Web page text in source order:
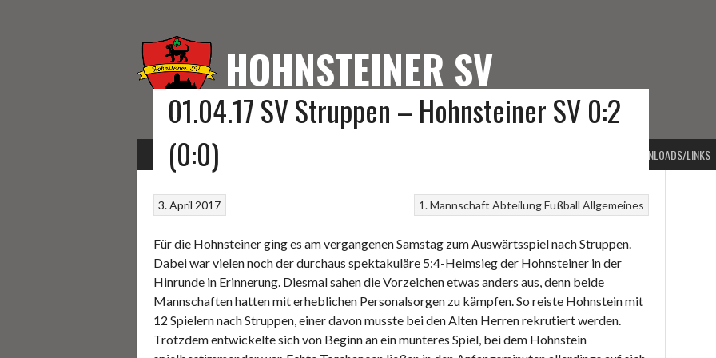
HOHNSTEINER SV
HOMEPAGE DES HOHNSTEINER SV
START FUSSBALL DOWNLOADS/LINKS
01.04.17 SV Struppen – Hohnsteiner SV 0:2
(0:0)
1. Mannschaft Abteilung Fußball Allgemeines
3. April 2017
Für die Hohnsteiner ging es am vergangenen Samstag zum Auswärtsspiel nach Struppen.
Dabei war vielen noch der durchaus spektakuläre 5:4-Heimsieg der Hohnsteiner in der
Hinrunde in Erinnerung. Diesmal sahen die Vorzeichen etwas anders aus, denn beide
Mannschaften hatten mit erheblichen Personalsorgen zu kämpfen. So reiste Hohnstein mit
12 Spielern nach Struppen, einer davon musste bei den Alten Herren rekrutiert werden.
Trotzdem entwickelte sich von Beginn an ein munteres Spiel, bei dem Hohnstein